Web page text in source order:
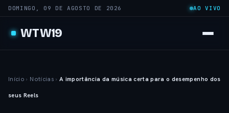
DOMINGO, 09 DE AGOSTO DE 2026 AO VIVO
WTW19
Início › Notícias › A importância da música certa para o desempenho dos
seus Reels